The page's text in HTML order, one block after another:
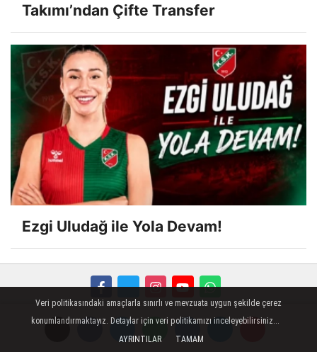
Takımı’ndan Çifte Transfer
Ezgi Uludağ ile Yola Devam!
FORUM Haber Gönder Künye İletişim
Veri politikasındaki amaçlarla sınırlı ve mevzuata uygun şekilde çerez
konumlandırmaktayız. Detaylar için veri politikamızı inceleyebilirsiniz...
AYRINTILAR
TAMAM